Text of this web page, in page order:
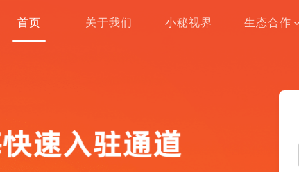
首页 关于我们 小秘视界 生态合作